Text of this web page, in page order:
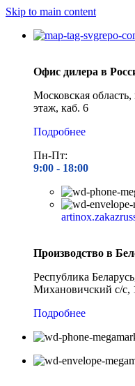
Skip to main content
Офис дилера в
Московская
этаж, каб. 6
Подробнее
Пн-Пт:
9:00 - 18:00
Производство в
Республика
Михановичский с/с,
Подробнее